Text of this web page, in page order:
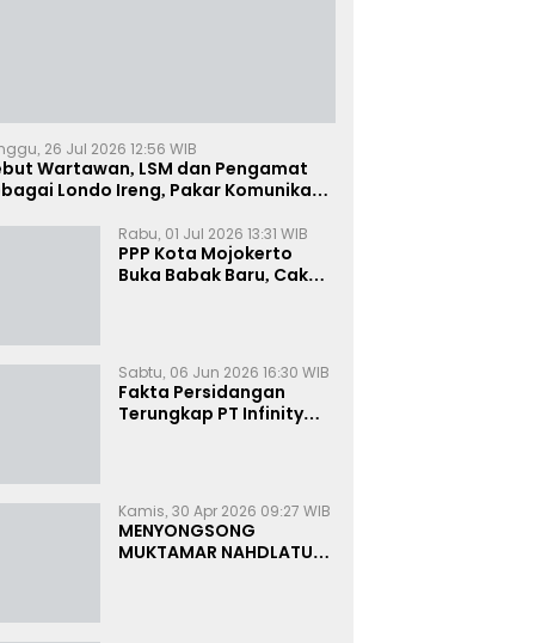
26 Jul 2026 12:56 WIB
Wartawan, LSM dan Pengamat
Londo Ireng, Pakar Komunikasi:
Rabu, 01 Jul 2026 13:31 WIB
PPP Kota Mojokerto
Buka Babak Baru, Cak
Sabtu, 06 Jun 2026 16:30 WIB
Fakta Persidangan
Terungkap PT Infinity
Kamis, 30 Apr 2026 09:27 WIB
MENYONGSONG
MUKTAMAR NAHDLATUL